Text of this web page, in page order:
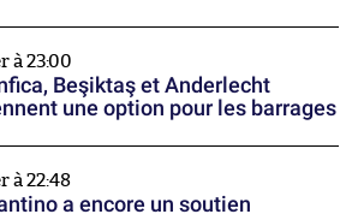
à 23:00
Beşiktaş et Anderlecht
une option pour les barrages
à 22:48
a encore un soutien